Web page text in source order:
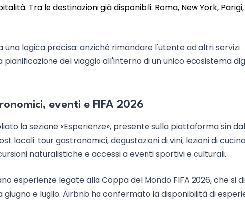
Tra le destinazioni già disponibili: Roma, New York, Parigi,
una logica precisa: anziché rimandare l'utente ad altri servizi
del viaggio all'interno di un unico ecosistema
eventi e FIFA 2026
la sezione «Esperienze», presente sulla piattaforma sin dal
locali: tour gastronomici, degustazioni di vini, lezioni di cucina
naturalistiche e accessi a eventi sportivi e culturali.
esperienze legate alla Coppa del Mondo FIFA 2026, che si
giugno e luglio. Airbnb ha confermato la disponibilità di